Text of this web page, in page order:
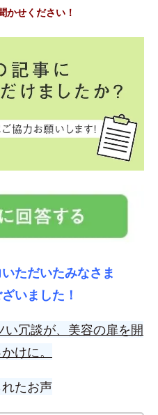
かせください！
ただいたみなさま
いました！
冗談が、美容の扉を開
けに。
たお声